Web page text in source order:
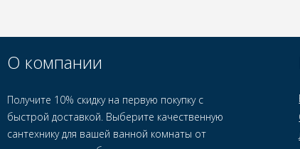
О компании
Получите 10% скидку на первую покупку с
быстрой доставкой. Выберите качественную
сантехнику для вашей ванной комнаты от